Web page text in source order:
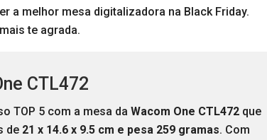
a melhor mesa digitalizadora na Black Friday.
te agrada.
CTL472
TOP 5 com a mesa da Wacom One CTL472 que
de ‎21 x 14.6 x 9.5 cm e pesa 259 gramas. Com